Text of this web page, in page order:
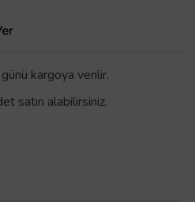
kargoya verilir.
satın alabilirsiniz.